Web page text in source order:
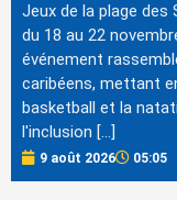
Jeux de la plage des
du 18 au 22
événement
caribéens, mettant
basketball et la
l'inclusion […]
9 août 2026 05:05